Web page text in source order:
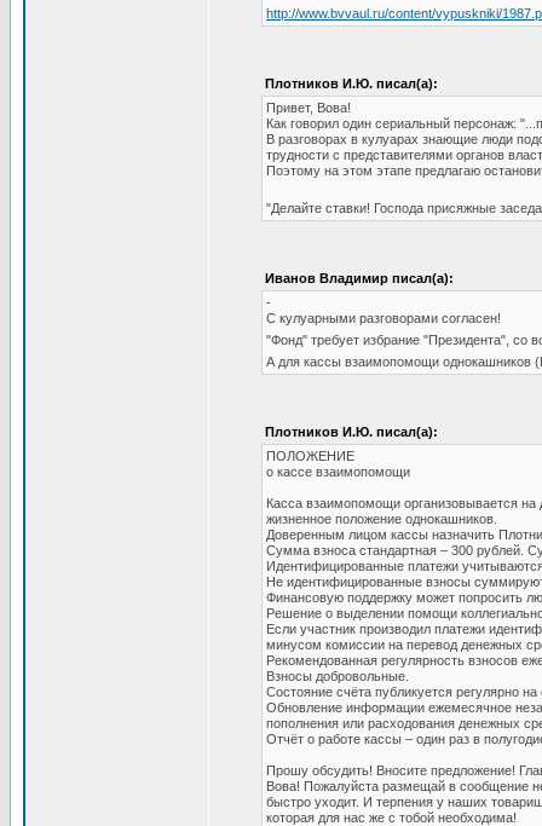
http://www.bvvaul.ru/content/vypuskniki/
Плотников И.Ю. писал(а):
Привет, Вова!
Как говорил один сериальный персонаж:
В разговорах в кулуарах знающие люди
трудности с представителями органов
Поэтому на этом этапе предлагаю
"Делайте ставки! Господа присяжные
Иванов Владимир писал(а):
-
С кулуарными разговорами согласен!
"Фонд" требует избрание "Президента",
А для кассы взаимопомощи однокашников
Плотников И.Ю. писал(а):
ПОЛОЖЕНИЕ
о кассе взаимопомощи
Касса взаимопомощи организовывается
жизненное положение однокашников.
Доверенным лицом кассы назначить
Сумма взноса стандартная – 300 рублей.
Идентифицированные платежи
Не идентифицированные взносы
Финансовую поддержку может попросить
Решение о выделении помощи
Если участник производил платежи
минусом комиссии на перевод денежных
Рекомендованная регулярность взносов
Взносы добровольные.
Состояние счёта публикуется регулярно
Обновление информации ежемесячное
пополнения или расходования денежных
Отчёт о работе кассы – один раз в
Прошу обсудить! Вносите предложение!
Вова! Пожалуйста размещай в сообщение
быстро уходит. И терпения у наших
которая для нас же с тобой необходима!